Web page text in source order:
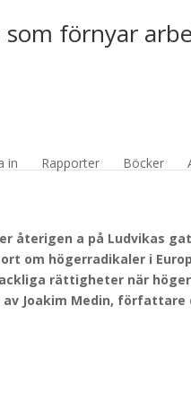
som förnyar
in Rapporter Böcker
VID
återigen a på Ludvikas
om högerradikaler i
rättigheter när
Joakim Medin, författare